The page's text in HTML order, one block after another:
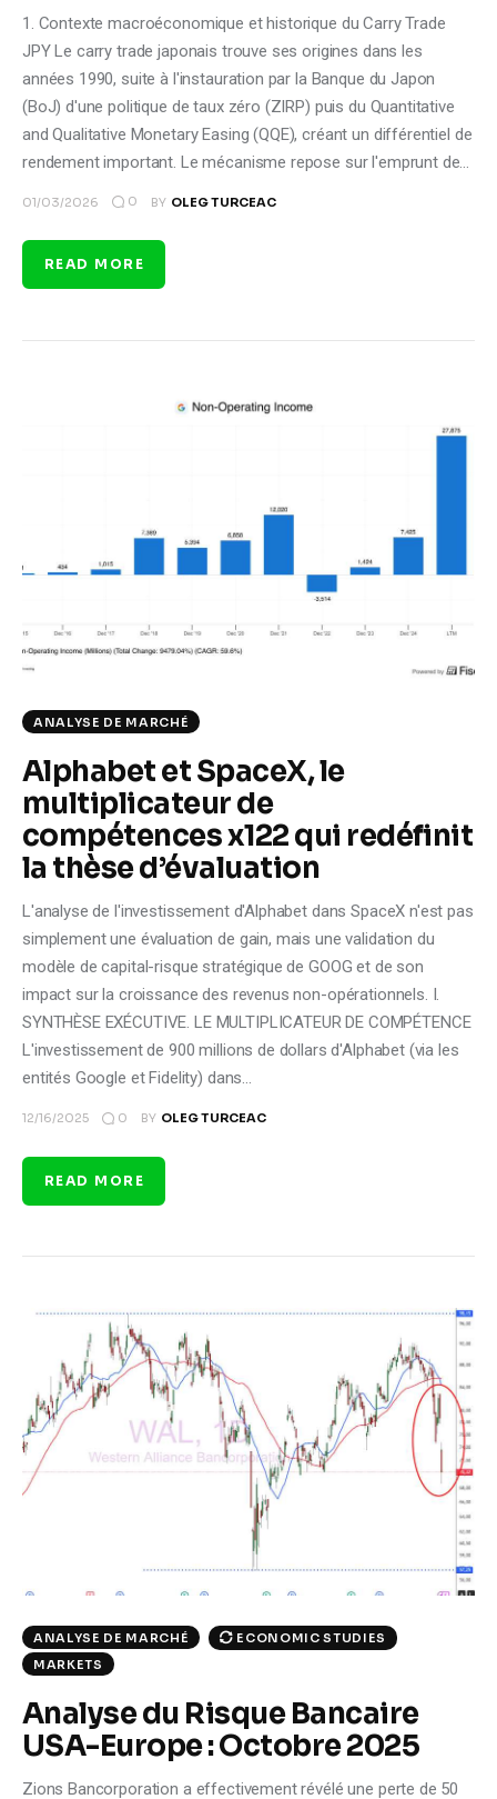
1. Contexte macroéconomique et historique du Carry Trade
JPY Le carry trade japonais trouve ses origines dans les
années 1990, suite à l'instauration par la Banque du Japon
(BoJ) d'une politique de taux zéro (ZIRP) puis du Quantitative
and Qualitative Monetary Easing (QQE), créant un différentiel de
rendement important. Le mécanisme repose sur l'emprunt de…
01/03/2026 0 BY OLEG TURCEAC
READ MORE
ANALYSE DE MARCHÉ
Alphabet et SpaceX, le
multiplicateur de
compétences x122 qui redéfinit
la thèse d’évaluation
L'analyse de l'investissement d'Alphabet dans SpaceX n'est pas
simplement une évaluation de gain, mais une validation du
modèle de capital-risque stratégique de GOOG et de son
impact sur la croissance des revenus non-opérationnels. I.
SYNTHÈSE EXÉCUTIVE. LE MULTIPLICATEUR DE COMPÉTENCE
L'investissement de 900 millions de dollars d'Alphabet (via les
entités Google et Fidelity) dans…
12/16/2025 0 BY OLEG TURCEAC
READ MORE
ANALYSE DE MARCHÉ
ECONOMIC STUDIES
MARKETS
Analyse du Risque Bancaire
USA-Europe : Octobre 2025
Zions Bancorporation a effectivement révélé une perte de 50